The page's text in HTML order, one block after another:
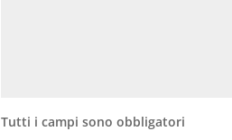
Tutti i campi sono obbligatori